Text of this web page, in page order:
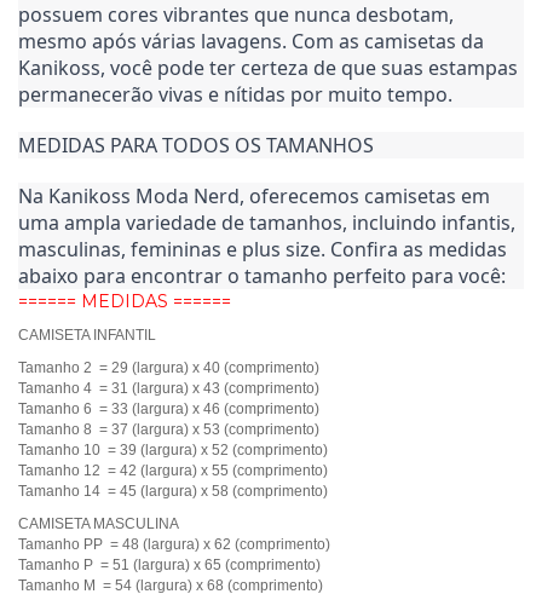
possuem cores vibrantes que nunca desbotam,
mesmo após várias lavagens. Com as camisetas da
Kanikoss, você pode ter certeza de que suas estampas
permanecerão vivas e nítidas por muito tempo.
MEDIDAS PARA TODOS OS TAMANHOS
Na Kanikoss Moda Nerd, oferecemos camisetas em
uma ampla variedade de tamanhos, incluindo infantis,
masculinas, femininas e plus size. Confira as medidas
abaixo para encontrar o tamanho perfeito para você:
====== MEDIDAS ======
CAMISETA INFANTIL
Tamanho 2 = 29 (largura) x 40 (comprimento)
Tamanho 4 = 31 (largura) x 43 (comprimento)
Tamanho 6 = 33 (largura) x 46 (comprimento)
Tamanho 8 = 37 (largura) x 53 (comprimento)
Tamanho 10 = 39 (largura) x 52 (comprimento)
Tamanho 12 = 42 (largura) x 55 (comprimento)
Tamanho 14 = 45 (largura) x 58 (comprimento)
CAMISETA MASCULINA
Tamanho PP = 48 (largura) x 62 (comprimento)
Tamanho P = 51 (largura) x 65 (comprimento)
Tamanho M = 54 (largura) x 68 (comprimento)